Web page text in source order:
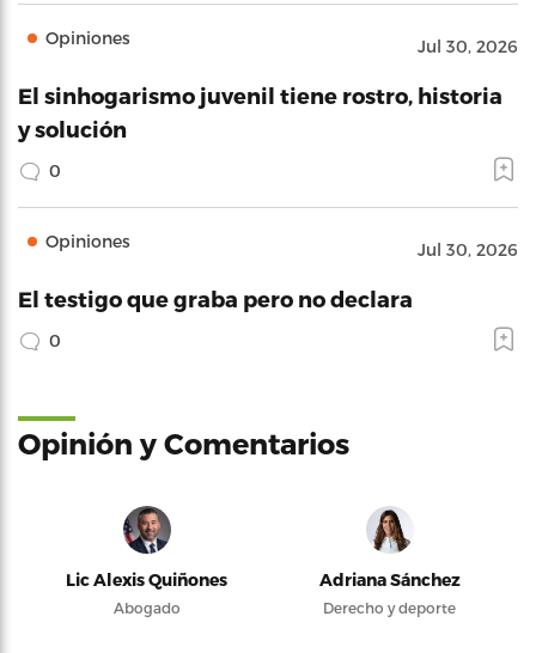
Opiniones Jul 30, 2026
El sinhogarismo juvenil tiene rostro, historia
y solución
0
Opiniones Jul 30, 2026
El testigo que graba pero no declara
0
Opinión y Comentarios
Lic Alexis Quiñones
Abogado
Adriana Sánchez
Derecho y deporte